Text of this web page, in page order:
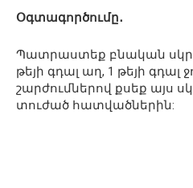
Օգտագործումը․
Պատրաստեք բնական
թեյի գդալ աղ, 1 թեյի գդալ
շարժումներով քսեք այս
տուժած հատվածներին: